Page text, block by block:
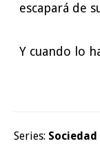
escapará de
Y cuando lo
Series: